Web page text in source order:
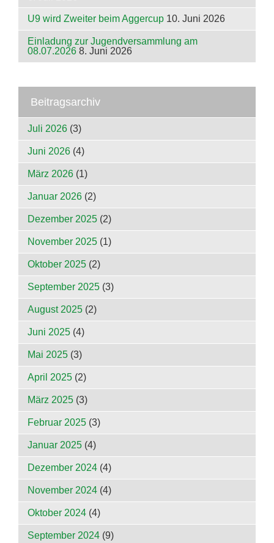
U9 wird Zweiter beim Aggercup 10. Juni 2026
Einladung zur Jugendversammlung am
08.07.2026 8. Juni 2026
Beitragsarchiv
Juli 2026 (3)
Juni 2026 (4)
März 2026 (1)
Januar 2026 (2)
Dezember 2025 (2)
November 2025 (1)
Oktober 2025 (2)
September 2025 (3)
August 2025 (2)
Juni 2025 (4)
Mai 2025 (3)
April 2025 (2)
März 2025 (3)
Februar 2025 (3)
Januar 2025 (4)
Dezember 2024 (4)
November 2024 (4)
Oktober 2024 (4)
September 2024 (9)